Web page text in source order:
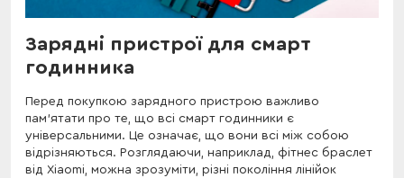
Зарядні пристрої для смарт
годинника
Перед покупкою зарядного пристрою важливо
пам'ятати про те, що всі смарт годинники є
універсальними. Це означає, що вони всі між собою
відрізняються. Розглядаючи, наприклад, фітнес браслет
від Xiaomi, можна зрозуміти, різні покоління лінійок